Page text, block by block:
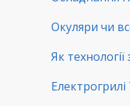
Окуляри чи
Як